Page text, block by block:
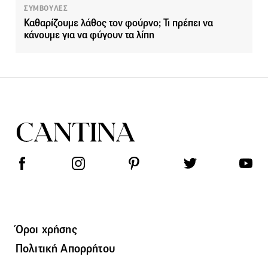
ΣΥΜΒΟΥΛΕΣ
Καθαρίζουμε λάθος τον φούρνο; Τι πρέπει να
κάνουμε για να φύγουν τα λίπη
Όροι χρήσης
Πολιτική Απορρήτου